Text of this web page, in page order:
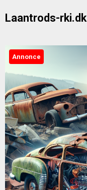
Laantrods-rki.dk
Annonce